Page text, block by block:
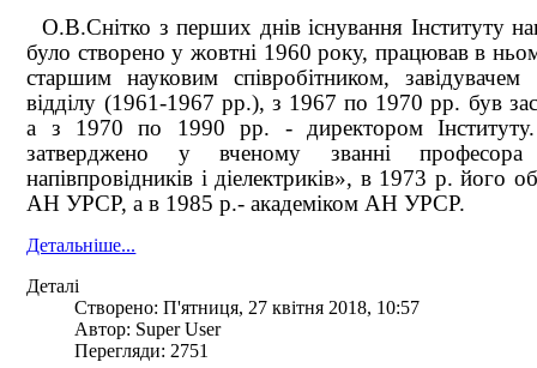
О.В.Снітко з перших днів існування Інституту
було створено у жовтні 1960 року, працював в
старшим науковим співробітником,
відділу (1961-1967 рр.), з 1967 по 1970 рр. був
а з 1970 по 1990 рр. - директором
затверджено у вченому званні професора
напівпровідників і діелектриків», в 1973 р. його
АН УРСР, а в 1985 р.- академіком АН УРСР.
Детальніше...
Деталі
Створено: П'ятниця, 27 квітня 2018, 10:57
Автор: Super User
Перегляди: 2751